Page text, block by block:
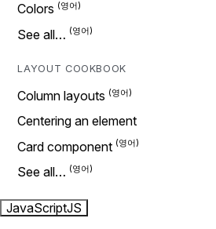
Colors
See all…
LAYOUT COOKBOOK
Column layouts
Centering an element
Card component
See all…
JavaScriptJS